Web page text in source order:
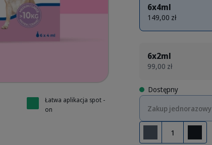
Łatwa aplikacja spot -
on
6x4ml
149,00 zł
6x2ml
99,00 zł
Dostępny
Zakup jednorazowy
Usuń
Dodaj